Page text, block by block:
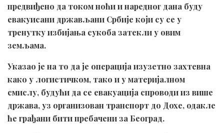
предвиђено да током ноћи и наредног дана буду
евакуисани држављани Србије који су се у
тренутку избијања сукоба затекли у овим
земљама.
Указао је на то да је операција изузетно захтевна
како у логистичком, тако и у материјалном
смислу, будући да се евакуација спроводи из више
држава, уз организован транспорт до Дохе, одакле
ће грађани бити пребачени за Београд.